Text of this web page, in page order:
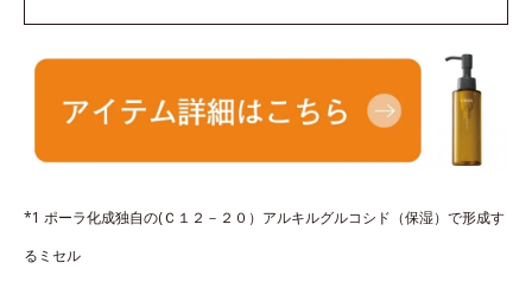
*1 ポーラ化成独自の(Ｃ１２－２０）アルキルグルコシド（保湿）で形成す
るミセル